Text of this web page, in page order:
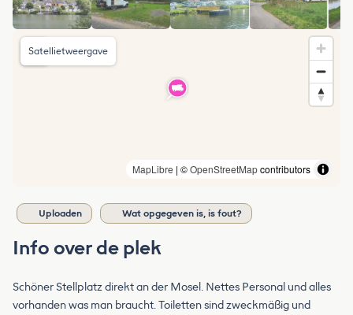
MapLibre | ©OpenStreetMapcontributors
Satellietweergave
Uploaden Wat opgegeven is, is fout?
Info over de plek
Schöner Stellplatz direkt an der Mosel. Nettes Personal und alles
vorhanden was man braucht. Toiletten sind zweckmäßig und